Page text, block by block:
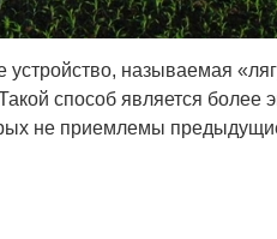
устройство, называемая
способ является
не приемлемы